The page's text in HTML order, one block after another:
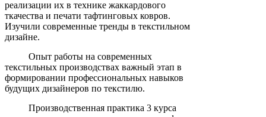
реализации их в технике жаккардового
ткачества и печати тафтинговых ковров.
Изучили современные тренды в текстильном
дизайне.
Опыт работы на современных
текстильных производствах важный этап в
формировании профессиональных навыков
будущих дизайнеров по текстилю.
Производственная практика 3 курса